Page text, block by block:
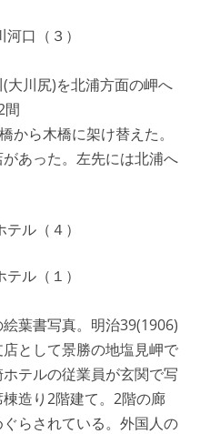
口（３）
大川尻)を北浦方面の岬へ
間
から木橋に架け替えた。
あった。左先には北浦へ
ル（４）
ル（１）
葉書写真。明治39(1906)
として景勝の地塩見岬で
テルの従業員が玄関で写
造り2階建て。2階の廊
らされている。外国人の